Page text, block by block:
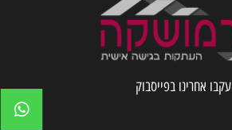
עקבו אחרינו בפייסבוק